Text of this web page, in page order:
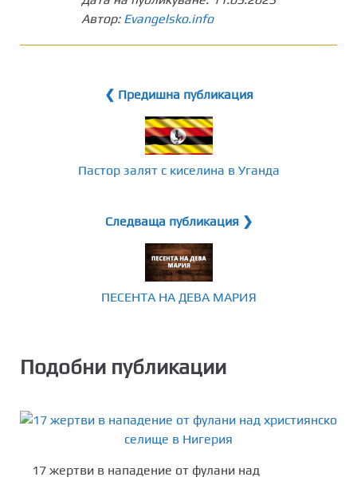
Автор: Evangelsko.info
❮ Предишна публикация
Пастор залят с киселина в Уганда
Следваща публикация ❯
ПЕСЕНТА НА ДЕВА МАРИЯ
Подобни публикации
17 жертви в нападение от фулани над